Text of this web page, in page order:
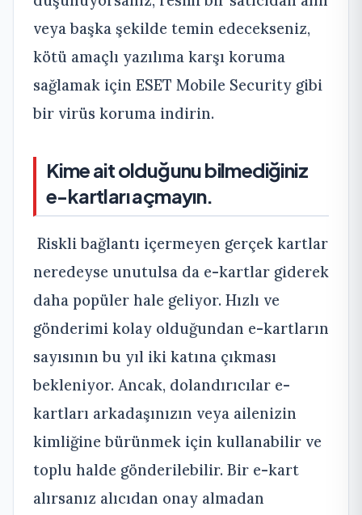
veya başka şekilde temin edecekseniz,
kötü amaçlı yazılıma karşı koruma
sağlamak için ESET Mobile Security gibi
bir virüs koruma indirin.
Kime ait olduğunu bilmediğiniz
e-kartları açmayın.
Riskli bağlantı içermeyen gerçek kartlar
neredeyse unutulsa da e-kartlar giderek
daha popüler hale geliyor. Hızlı ve
gönderimi kolay olduğundan e-kartların
sayısının bu yıl iki katına çıkması
bekleniyor. Ancak, dolandırıcılar e-
kartları arkadaşınızın veya ailenizin
kimliğine bürünmek için kullanabilir ve
toplu halde gönderilebilir. Bir e-kart
alırsanız alıcıdan onay almadan